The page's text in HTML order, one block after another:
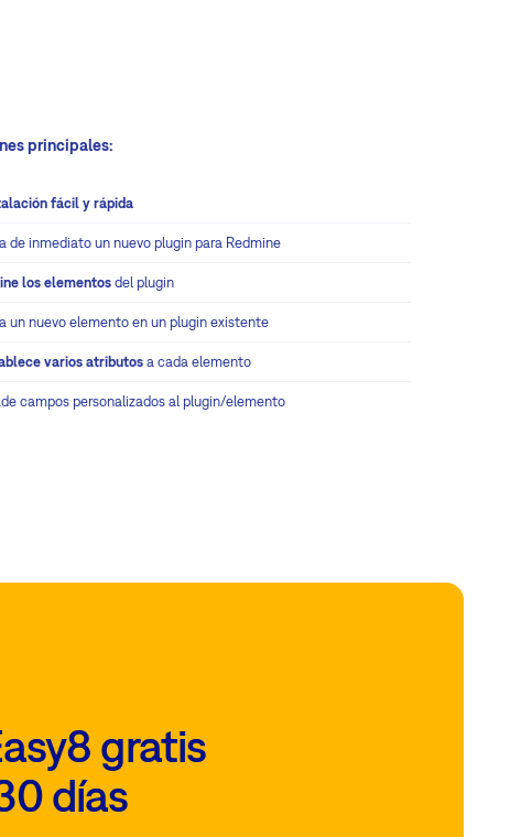
principales:
fácil y rápida
de inmediato un nuevo plugin para Redmine
los elementos del plugin
un nuevo elemento en un plugin existente
varios atributos a cada elemento
campos personalizados al plugin/elemento
gratis
días